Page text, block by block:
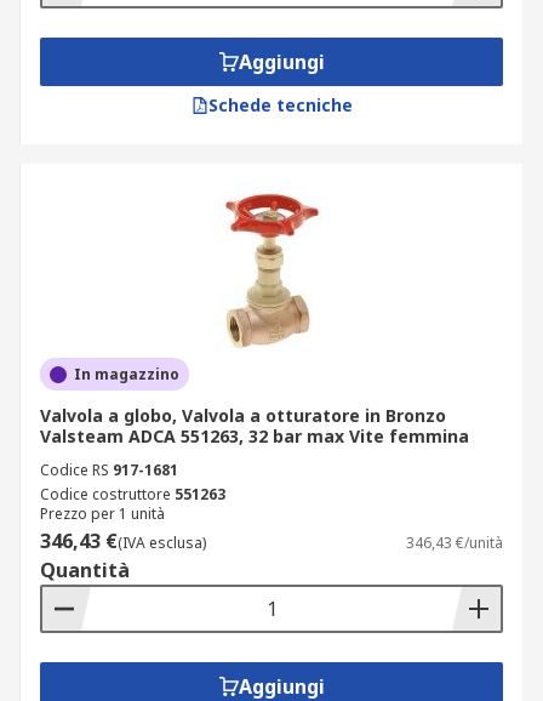
Aggiungi
Schede tecniche
In magazzino
Valvola a globo, Valvola a otturatore in Bronzo
Valsteam ADCA 551263, 32 bar max Vite femmina
Codice RS 917-1681
Codice costruttore 551263
Prezzo per 1 unità
346,43 €(IVA esclusa) 346,43 €/unità
Quantità
Aggiungi